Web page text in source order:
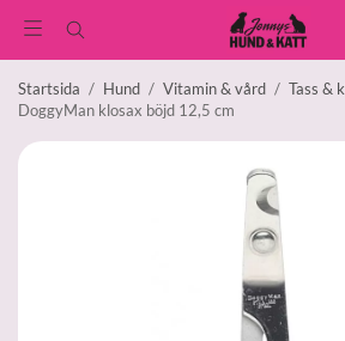
Startsida / Hund / Vitamin & vård / Tass &
DoggyMan klosax böjd 12,5 cm